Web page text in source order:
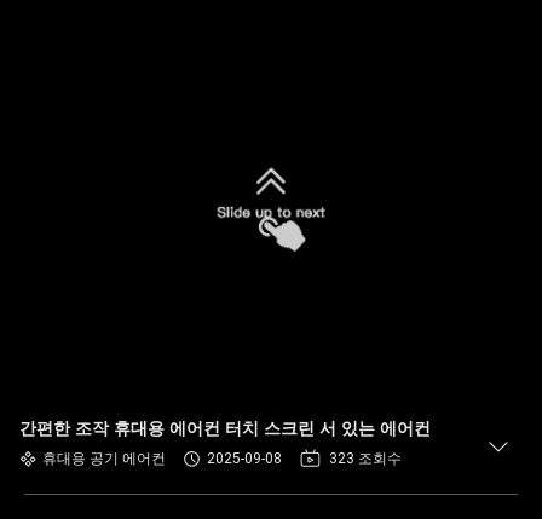
간편한 조작 휴대용 에어컨 터치 스크린 서 있는 에어컨
휴대용 공기 에어컨 2025-09-08 323 조회수